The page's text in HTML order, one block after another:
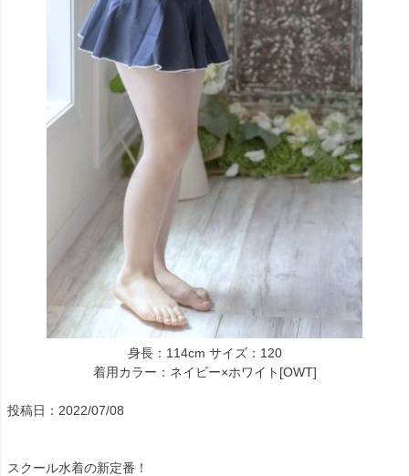
身長：114cm サイズ：120
着用カラー：ネイビー×ホワイト[OWT]
投稿日：2022/07/08
スクール水着の新定番！